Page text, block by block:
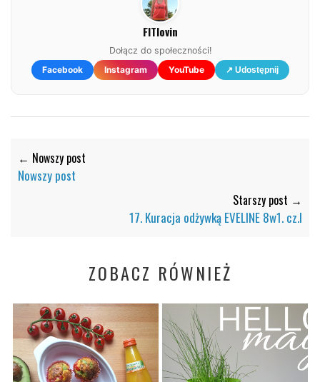
FITlovin
Dołącz do społeczności!
Facebook
Instagram YouTube ↗ Udostępnij
← Nowszy post
Nowszy post
Starszy post →
17. Kuracja odżywką EVELINE 8w1. cz.I
ZOBACZ RÓWNIEŻ